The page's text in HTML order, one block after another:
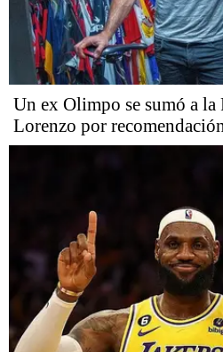
Un ex Olimpo se sumó a la
Lorenzo por